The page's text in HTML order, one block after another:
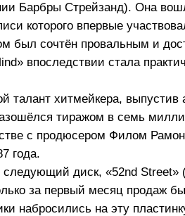
Барбры Стрейзанд). Она
которого впервые
был сочтён провальным и
впоследствии стала
талант хитмейкера,
тиражом в семь
с продюсером Филом
года.
следующий диск, «52nd Street»
за первый месяц продаж
набросились на эту